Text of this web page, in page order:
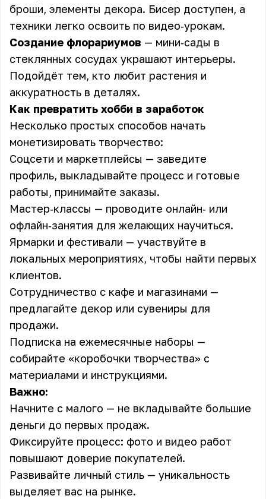
броши, элементы декора. Бисер доступен, а
техники легко освоить по видео‑урокам.
Создание флорариумов — мини‑сады в
стеклянных сосудах украшают интерьеры.
Подойдёт тем, кто любит растения и
аккуратность в деталях.
Как превратить хобби в заработок
Несколько простых способов начать
монетизировать творчество:
Соцсети и маркетплейсы — заведите
профиль, выкладывайте процесс и готовые
работы, принимайте заказы.
Мастер‑классы — проводите онлайн‑ или
офлайн‑занятия для желающих научиться.
Ярмарки и фестивали — участвуйте в
локальных мероприятиях, чтобы найти первых
клиентов.
Сотрудничество с кафе и магазинами —
предлагайте декор или сувениры для
продажи.
Подписка на ежемесячные наборы —
собирайте «коробочки творчества» с
материалами и инструкциями.
Важно:
Начните с малого — не вкладывайте большие
деньги до первых продаж.
Фиксируйте процесс: фото и видео работ
повышают доверие покупателей.
Развивайте личный стиль — уникальность
выделяет вас на рынке.